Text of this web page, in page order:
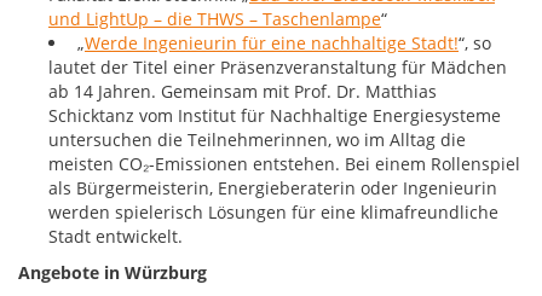
und LightUp – die THWS – Taschenlampe“
„Werde Ingenieurin für eine nachhaltige Stadt!“, so
lautet der Titel einer Präsenzveranstaltung für Mädchen
ab 14 Jahren. Gemeinsam mit Prof. Dr. Matthias
Schicktanz vom Institut für Nachhaltige Energiesysteme
untersuchen die Teilnehmerinnen, wo im Alltag die
meisten CO₂-Emissionen entstehen. Bei einem Rollenspiel
als Bürgermeisterin, Energieberaterin oder Ingenieurin
werden spielerisch Lösungen für eine klimafreundliche
Stadt entwickelt.
Angebote in Würzburg